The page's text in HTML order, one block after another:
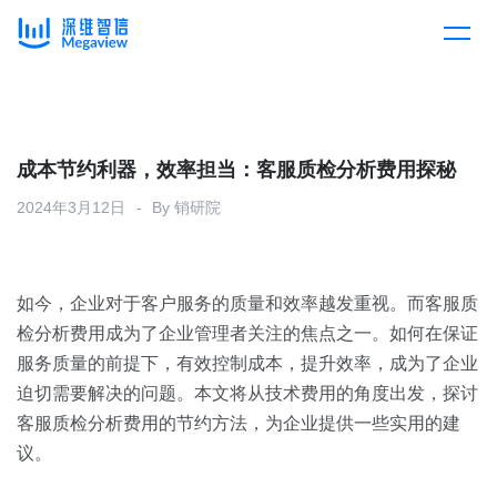
产品总览
下载客户端
解决方案
企业服务
消费医疗
教育
开放平台
定价
资源中心
成本节约利器，效率担当：客服质检分析费用探秘
2024年3月12日 By 销研院
如今，企业对于客户服务的质量和效率越发重视。而客服质
检分析费用成为了企业管理者关注的焦点之一。如何在保证
服务质量的前提下，有效控制成本，提升效率，成为了企业
迫切需要解决的问题。本文将从技术费用的角度出发，探讨
客服质检分析费用的节约方法，为企业提供一些实用的建
议。